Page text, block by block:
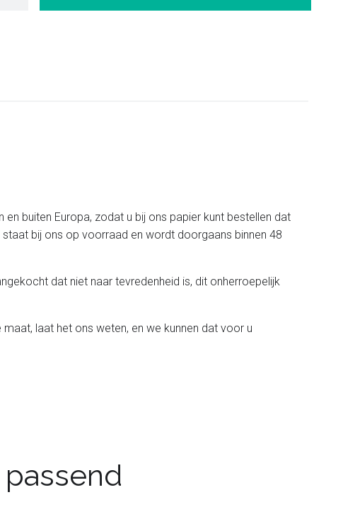
buiten Europa, zodat u bij ons papier kunt bestellen dat
bij ons op voorraad en wordt doorgaans binnen 48
dat niet naar tevredenheid is, dit onherroepelijk
laat het ons weten, en we kunnen dat voor u